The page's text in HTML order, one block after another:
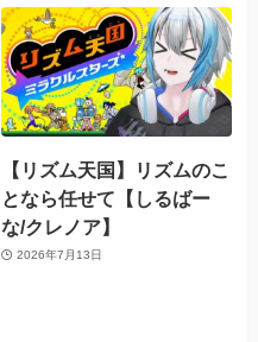
【リズム天国】リズムのこ
となら任せて【しるばー
な/クレノア】
2026年7月13日